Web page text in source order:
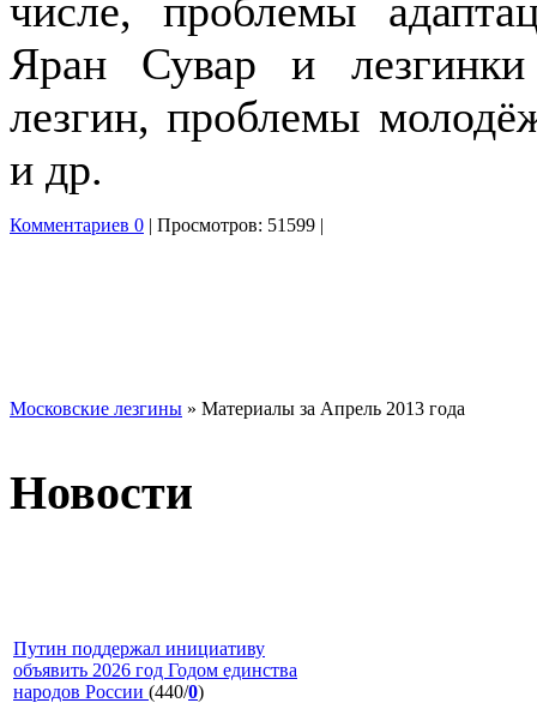
числе, проблемы
Яран Сувар и лезгинки
лезгин, проблемы
и др.
Комментариев 0 | Просмотров: 51599 |
Московские лезгины » Материалы за Апрель 2013 года
Новости
Путин поддержал инициативу
объявить 2026 год Годом единства
народов России (440/0)